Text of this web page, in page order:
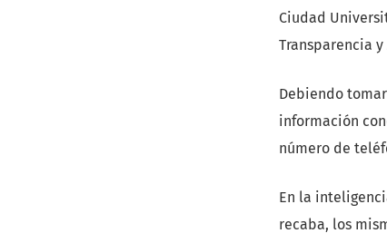
Ciudad
Transparencia
Debiendo
información
número de
En la
recaba, los